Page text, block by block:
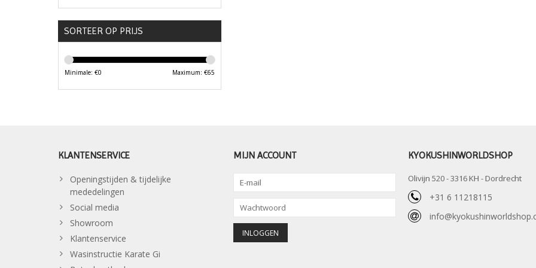
SORTEER OP PRIJS
Minimale: €0 Maximum: €65
KLANTENSERVICE
Openingstijden & tijdelijke
mededelingen
Social media
Showroom
Klantenservice
Wasinstructie Karate Gi
MIJN ACCOUNT KYOKUSHINWORLDSHOP
Olivijn 520 - 3316 KH - Dordrecht
+31 6 11218115